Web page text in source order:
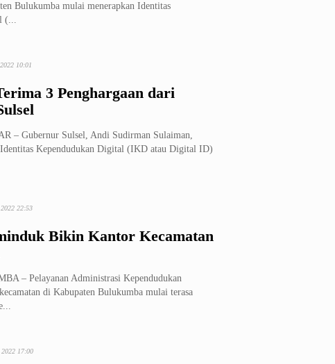
Bulukumba mulai menerapkan Identitas
(...
3 Penghargaan dari
10:01
– Gubernur Sulsel, Andi Sudirman Sulaiman,
Kependudukan Digital (IKD atau Digital ID)
Bikin Kantor Kecamatan
2022 22:53
– Pelayanan Administrasi Kependudukan
di Kabupaten Bulukumba mulai terasa
2022 17:00